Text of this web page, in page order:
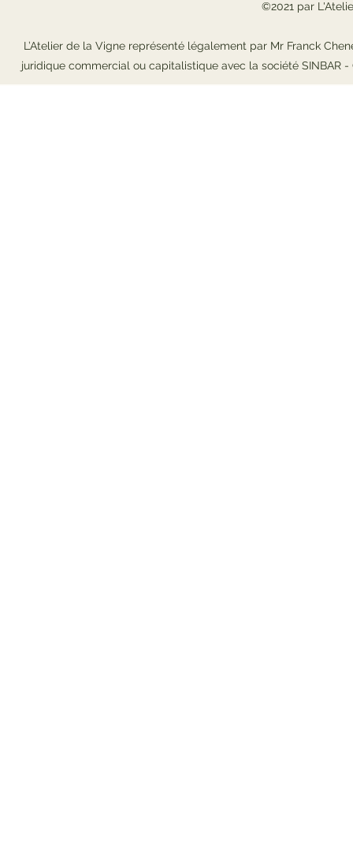
©2021 par
L’Atelier de la Vigne représenté légalement par Mr Franck
juridique commercial ou capitalistique avec la société SINBAR